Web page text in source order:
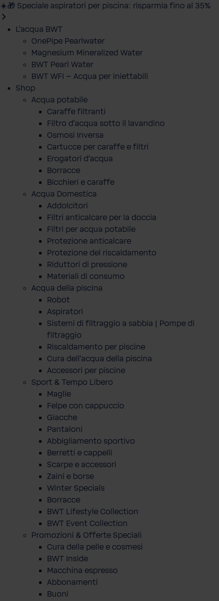
☀️🎁 Speciale aspiratori per piscina: risparmia fino al 35%
L'acqua BWT
OnePipe Pearlwater
Magnesium Mineralized Water
BWT Pearl Water
BWT WFI – Acqua per iniettabili
Shop
Acqua potabile
Caraffe filtranti
Filtro d'acqua sotto il lavandino
Osmosi Inversa
Cartucce per caraffe e filtri
Erogatori d'acqua
Borracce
Bicchieri e caraffe
Acqua Domestica
Addolcitori
Filtri anticalcare per la doccia
Filtri per acqua potabile
Protezione anticalcare
Protezione del riscaldamento
Riduttori di pressione
Materiali di consumo
Acqua della piscina
Robot
Aspiratori
Sistemi di filtraggio a sabbia | Pompe di
filtraggio
Riscaldamento per piscine
Cura dell'acqua della piscina
Accessori per piscine
Sport & Tempo Libero
Maglie
Felpe con cappuccio
Giacche
Pantaloni
Abbigliamento sportivo
Berretti e cappelli
Scarpe e accessori
Zaini e borse
Winter Specials
Borracce
BWT Lifestyle Collection
BWT Event Collection
Promozioni & Offerte Speciali
Cura della pelle e cosmesi
BWT Inside
Macchina espresso
Abbonamenti
Buoni